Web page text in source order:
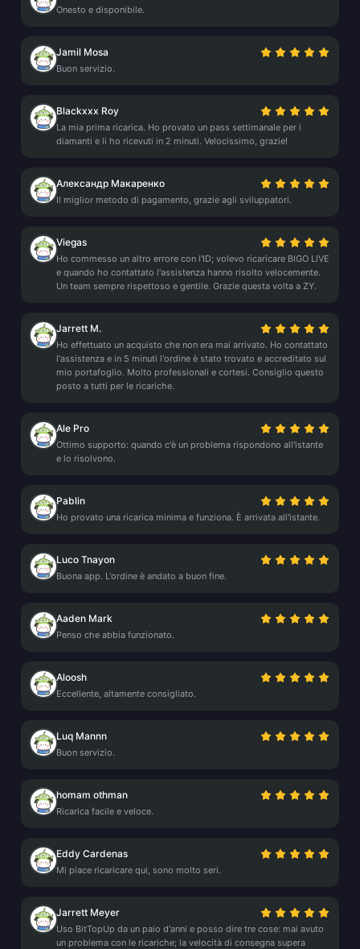
Onesto e disponibile.
Jamil Mosa
Buon servizio.
Blackxxx Roy
La mia prima ricarica. Ho provato un pass settimanale per i
diamanti e li ho ricevuti in 2 minuti. Velocissimo, grazie!
Александр Макаренко
Il miglior metodo di pagamento, grazie agli sviluppatori.
Viegas
Ho commesso un altro errore con l'ID; volevo ricaricare BIGO LIVE
e quando ho contattato l'assistenza hanno risolto velocemente.
Un team sempre rispettoso e gentile. Grazie questa volta a ZY.
Jarrett M.
Ho effettuato un acquisto che non era mai arrivato. Ho contattato
l'assistenza e in 5 minuti l'ordine è stato trovato e accreditato sul
mio portafoglio. Molto professionali e cortesi. Consiglio questo
posto a tutti per le ricariche.
Ale Pro
Ottimo supporto: quando c'è un problema rispondono all'istante
e lo risolvono.
Pablin
Ho provato una ricarica minima e funziona. È arrivata all'istante.
Luco Tnayon
Buona app. L'ordine è andato a buon fine.
Aaden Mark
Penso che abbia funzionato.
Aloosh
Eccellente, altamente consigliato.
Luq Mannn
Buon servizio.
homam othman
Ricarica facile e veloce.
Eddy Cardenas
Mi piace ricaricare qui, sono molto seri.
Jarrett Meyer
Uso BitTopUp da un paio d'anni e posso dire tre cose: mai avuto
un problema con le ricariche; la velocità di consegna supera